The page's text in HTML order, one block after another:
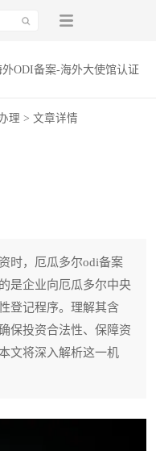
ODI备案-海外大使馆认证
理 > 文章详情
时，厄瓜多尔odi备案
是企业向厄瓜多尔中央
登记程序。理解其含
保投资合法性、保障资
文将深入解析这一机